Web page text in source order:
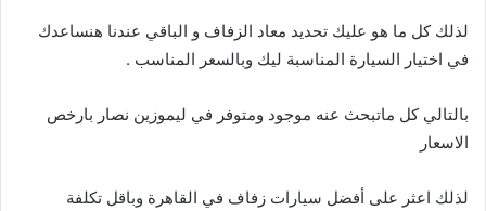
لذلك كل ما هو عليك تحديد معاد الزفاف و الباقي عندنا هنساعدك
في اختيار السيارة المناسبة ليك وبالسعر المناسب .
بالتالي كل ماتبحث عنه موجود ومتوفر في ليموزين نصار بارخص
الاسعار
لذلك اعثر على أفضل سيارات زفاف في القاهرة وباقل تكلفة